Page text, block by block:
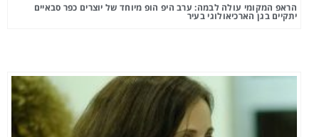
הראפ המקומי עולה לבמה: ערב היפ הופ מיוחד של יוצרים כפר סבאיים
יתקיים בגן הארכיאולוגי בעיר